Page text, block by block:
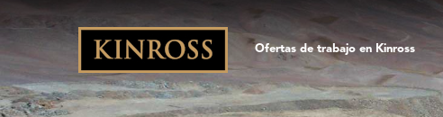
Ofertas de trabajo en Kinross